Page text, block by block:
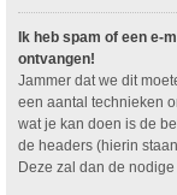
Ik heb spam of een e-
ontvangen!
Jammer dat we dit
een aantal technieken
wat je kan doen is de
de headers (hierin
Deze zal dan de